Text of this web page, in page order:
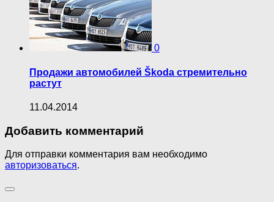
0
Продажи автомобилей Škoda стремительно
растут
11.04.2014
Добавить комментарий
Для отправки комментария вам необходимо
авторизоваться.